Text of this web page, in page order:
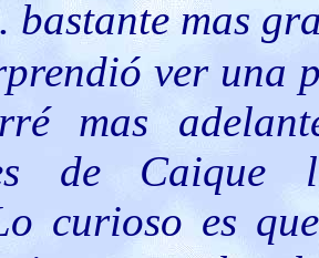
bastante mas
ver una
mas
de Caique
curioso es